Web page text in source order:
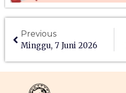
Previous
Minggu, 7 Juni 2026